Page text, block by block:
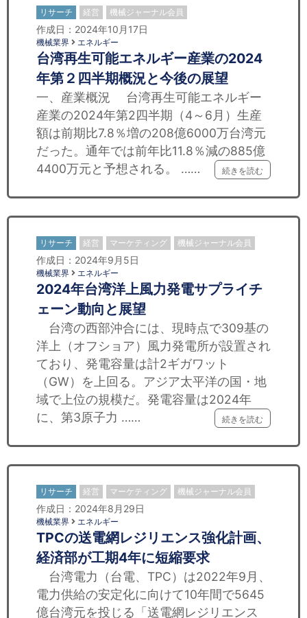
リサーチ 経営 機械ジャーナル会員
作成日：2024年10月17日
機械業界 エネルギー
台湾再生可能エネルギー産業の2024
年第２四半期概況と今後の展望
一、産業概況 台湾再生可能エネルギー
産業の2024年第2四半期（4～6月）生産
額は前期比7.8％増の208億6000万台湾元
だった。通年では前年比11.8％減の885億
4400万元と予想される。 ……
続きを読む
リサーチ 経営 マーケティング 機械ジャーナル会員
作成日：2024年9月5日
機械業界 エネルギー
2024年台湾洋上風力発電サプライチ
ェーン動向と展望
台湾の西部沖合には、現時点で309基の
洋上（オフショア）風力発電所が設置され
ており、発電容量は計2ギガワット
（GW）を上回る。アジア太平洋の国・地
域で上位の規模だ。発電容量は2024年
に、第3原子力 ……
続きを読む
リサーチ 経営 マーケティング 機械ジャーナル会員
作成日：2024年8月29日
機械業界 エネルギー
TPCの送電網レジリエンス強化計画、
経済部が工期4年に短縮要求
台湾電力（台電、TPC）は2022年9月、
電力供給の安定化に向けて10年間で5645
億台湾元を投じる「送電網レジリエンス